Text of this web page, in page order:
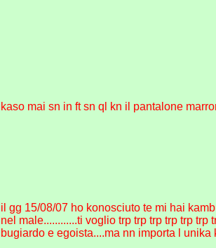
kaso mai sn in ft sn ql kn il pantalone
il gg 15/08/07 ho konosciuto te mi hai
nel male............ti voglio trp trp trp trp trp
bugiardo e egoista....ma nn importa l